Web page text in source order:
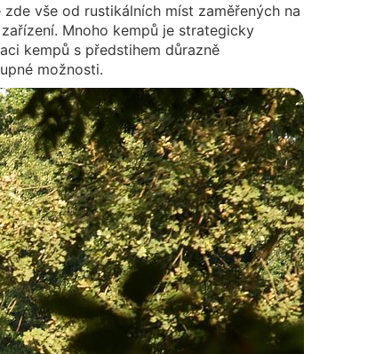
vše od rustikálních míst zaměřených na
Mnoho kempů je strategicky
kempů s předstihem důrazně
možnosti.